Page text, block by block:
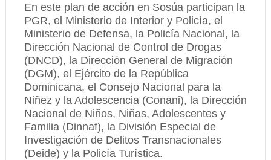
En este plan de acción en Sosúa participan la
PGR, el Ministerio de Interior y Policía, el
Ministerio de Defensa, la Policía Nacional, la
Dirección Nacional de Control de Drogas
(DNCD), la Dirección General de Migración
(DGM), el Ejército de la República
Dominicana, el Consejo Nacional para la
Niñez y la Adolescencia (Conani), la Dirección
Nacional de Niños, Niñas, Adolescentes y
Familia (Dinnaf), la División Especial de
Investigación de Delitos Transnacionales
(Deide) y la Policía Turística.